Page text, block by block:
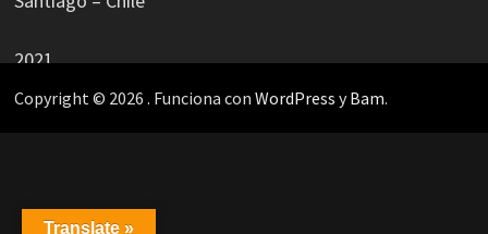
2021
Copyright © 2026 . Funciona con WordPress yBam.
Translate »